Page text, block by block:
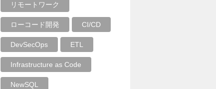
リモートワーク
ローコード開発 CI/CD
DevSecOps ETL
Infrastructure as Code
NewSQL